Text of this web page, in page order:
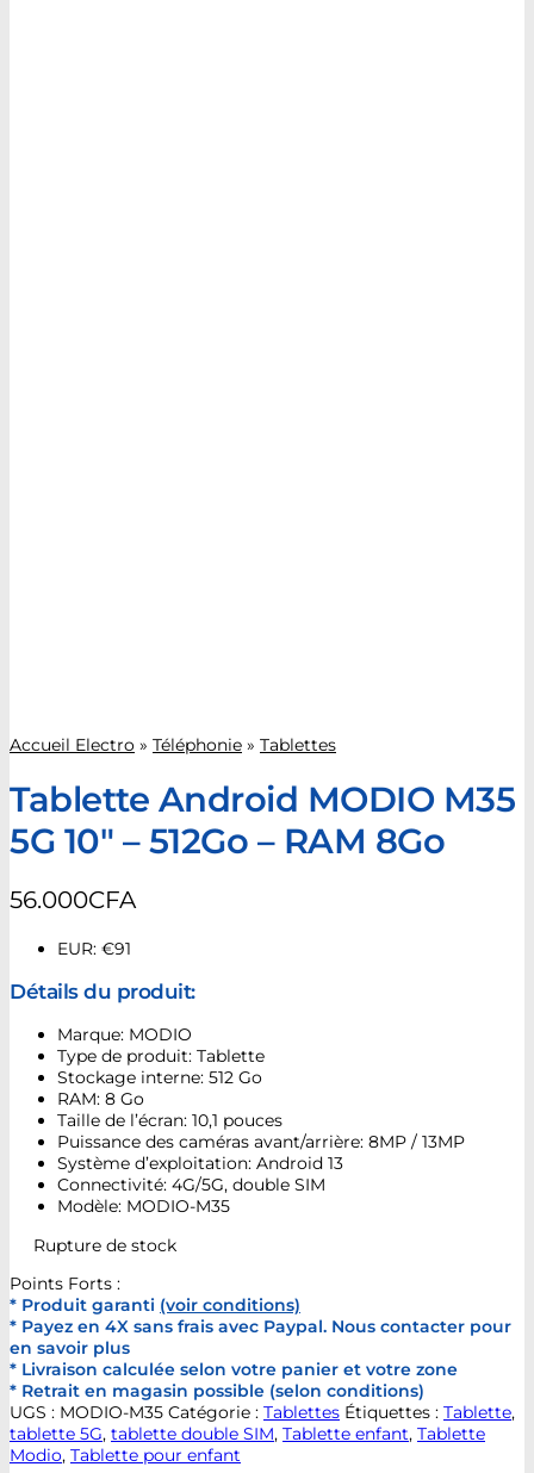
Accueil Electro » Téléphonie » Tablettes
Tablette Android MODIO M35
5G 10″ – 512Go – RAM 8Go
56.000CFA
EUR: €91
Détails du produit:
Marque: MODIO
Type de produit: Tablette
Stockage interne: 512 Go
RAM: 8 Go
Taille de l’écran: 10,1 pouces
Puissance des caméras avant/arrière: 8MP / 13MP
Système d’exploitation: Android 13
Connectivité: 4G/5G, double SIM
Modèle: MODIO-M35
Rupture de stock
Points Forts :
* Produit garanti (voir conditions)
* Payez en 4X sans frais avec Paypal. Nous contacter pour
en savoir plus
* Livraison calculée selon votre panier et votre zone
* Retrait en magasin possible (selon conditions)
UGS : MODIO-M35 Catégorie : Tablettes Étiquettes : Tablette,
tablette 5G, tablette double SIM, Tablette enfant, Tablette
Modio, Tablette pour enfant